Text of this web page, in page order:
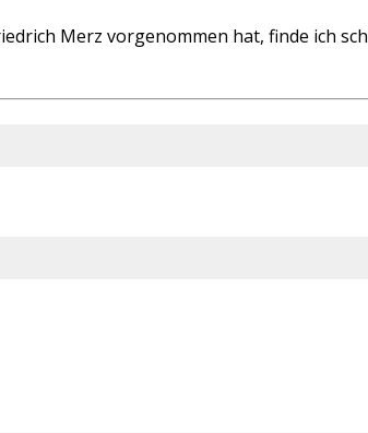
Merz vorgenommen hat, finde ich